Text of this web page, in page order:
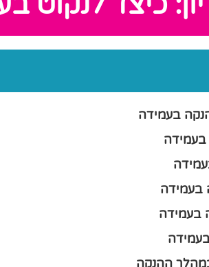
בעמידה
בעמידה
בעמידה
בעמידה
ההנקה